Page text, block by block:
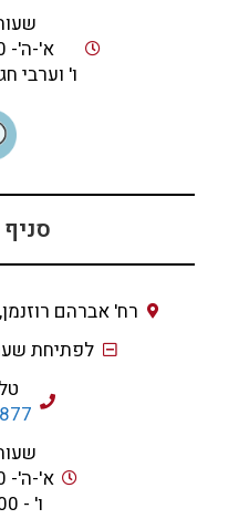
א'-ה'- 10:00-20:00
ו' וערבי חג - 09:00-
רח' אברהם
לפתיחת
א'-ה'- 10:00-19:00
ו' - 10:00-14:00